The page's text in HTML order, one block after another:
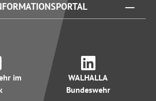
im
WALHALLA
Bundeswehr